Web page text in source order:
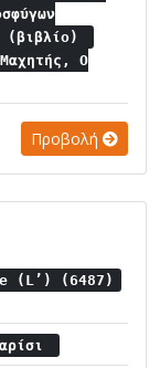
(βιβλίο)
Ο
Προβολή
(L’) (6487)